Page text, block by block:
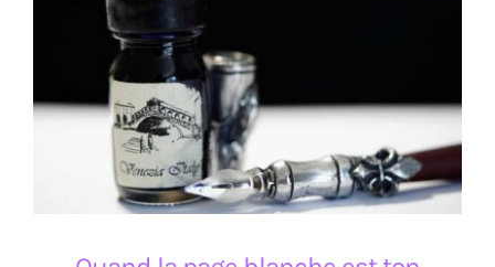
Quand la page blanche est ton point noir